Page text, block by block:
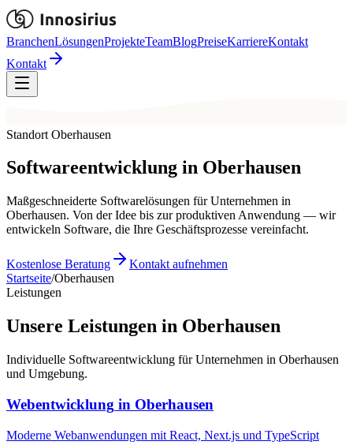
BranchenLösungenProjekteTeamBlogPreiseKarriereKontakt
Kontakt
Standort Oberhausen
Softwareentwicklung in Oberhausen
Maßgeschneiderte Softwarelösungen für Unternehmen in
Oberhausen. Von der Idee bis zur produktiven Anwendung — wir
entwickeln Software, die Ihre Geschäftsprozesse vereinfacht.
Kostenlose Beratung
Kontakt aufnehmen
Startseite/Oberhausen
Leistungen
Unsere Leistungen in Oberhausen
Individuelle Softwareentwicklung für Unternehmen in Oberhausen
und Umgebung.
Webentwicklung in Oberhausen
Moderne Webanwendungen mit React, Next.js und TypeScript